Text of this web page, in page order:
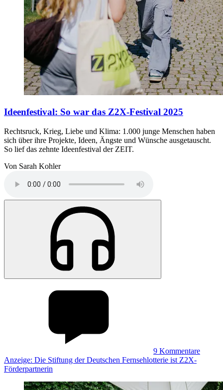
Ideenfestival: So war das Z2X-Festival 2025
Rechtsruck, Krieg, Liebe und Klima: 1.000 junge Menschen haben
sich über ihre Projekte, Ideen, Ängste und Wünsche ausgetauscht.
So lief das zehnte Ideenfestival der ZEIT.
Von Sarah Kohler
9 Kommentare
Anzeige: Die Stiftung der Deutschen Fernsehlotterie ist Z2X-
Förderpartnerin